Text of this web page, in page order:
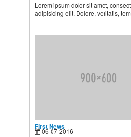
Lorem ipsum dolor sit amet,
adipisicing elit. Dolore, veritatis,
First News
06-07-2016